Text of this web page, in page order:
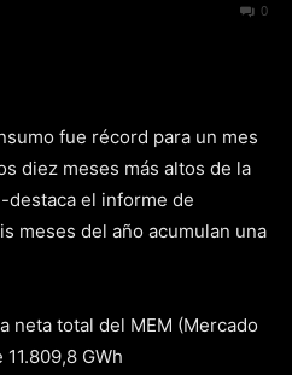
0
fue récord para un mes
diez meses más altos de la
destaca el informe de
meses del año acumulan una
neta total del MEM (Mercado
GWh